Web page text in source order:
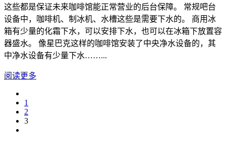
这些都是保证未来咖啡馆能正常营业的后台保障。 常规吧台
设备中，咖啡机、制冰机、水槽这些是需要下水的。 商用冰
箱有少量的化霜下水，可以安排下水，也可以在冰箱下放置容
器盛水。 像星巴克这样的咖啡馆安装了中央净水设备的，其
中净水设备有少量下水……...
阅读更多
1
2
3